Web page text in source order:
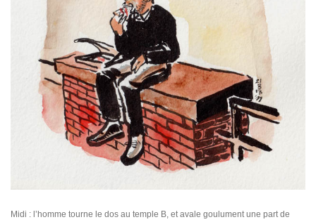
Midi : l’homme tourne le dos au temple B, et avale goulument une part de